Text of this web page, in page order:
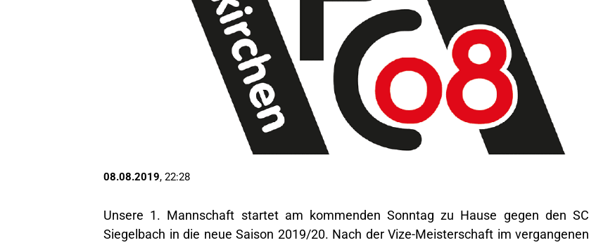
08.08.2019, 22:28
Unsere 1. Mannschaft startet am kommenden Sonntag zu Hause gegen den SC
Siegelbach in die neue Saison 2019/20. Nach der Vize-Meisterschaft im vergangenen